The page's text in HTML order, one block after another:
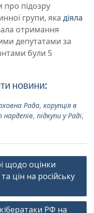
про підозру
групи, яка діяла
отримання
депутатами за
були 5
новини:
Рада, корупція в
нардепів, підкупи у Раді,
щодо оцінки
цін на російську
РФ на